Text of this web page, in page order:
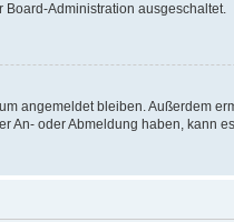
Board-Administration ausgeschaltet.
angemeldet bleiben. Außerdem
An- oder Abmeldung haben, kann